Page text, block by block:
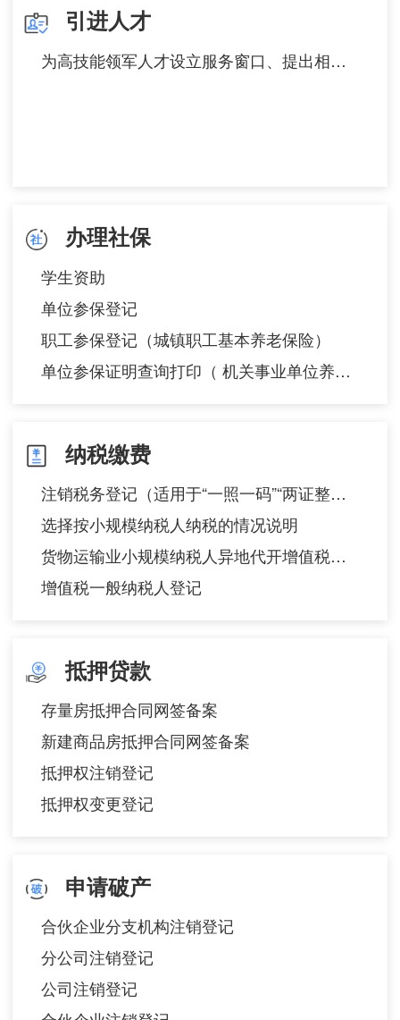
引进人才
为高技能领军人才设立服务窗口、提出相关服务申请
办理社保
学生资助
单位参保登记
职工参保登记（城镇职工基本养老保险）
单位参保证明查询打印（ 机关事业单位养老保险 ）
纳税缴费
注销税务登记（适用于“一照一码”“两证整合”以外的纳税人）
选择按小规模纳税人纳税的情况说明
货物运输业小规模纳税人异地代开增值税专用发票备案
增值税一般纳税人登记
抵押贷款
存量房抵押合同网签备案
新建商品房抵押合同网签备案
抵押权注销登记
抵押权变更登记
申请破产
合伙企业分支机构注销登记
分公司注销登记
公司注销登记